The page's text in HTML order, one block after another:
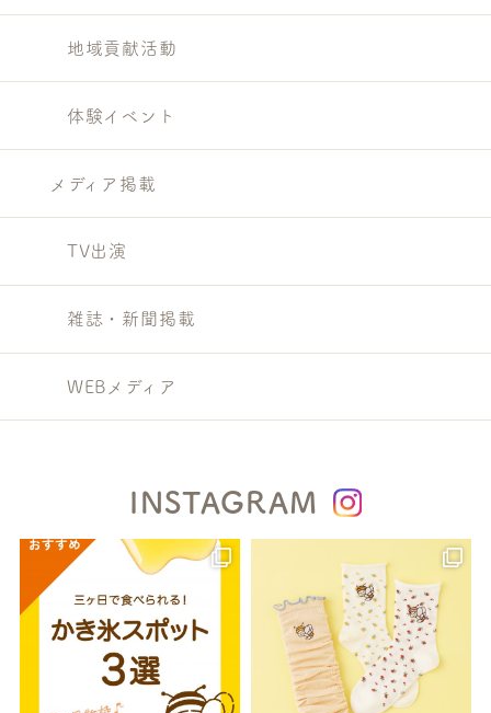
地域貢献活動
体験イベント
メディア掲載
TV出演
雑誌・新聞掲載
WEBメディア
INSTAGRAM